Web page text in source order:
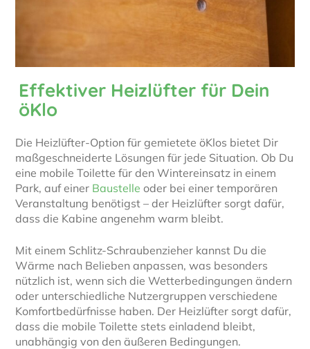
Effektiver Heizlüfter für Dein
öKlo
Die Heizlüfter-Option für gemietete öKlos bietet Dir
maßgeschneiderte Lösungen für jede Situation. Ob Du
eine mobile Toilette für den Wintereinsatz in einem
Park, auf einer Baustelle oder bei einer temporären
Veranstaltung benötigst – der Heizlüfter sorgt dafür,
dass die Kabine angenehm warm bleibt.
Mit einem Schlitz-Schraubenzieher kannst Du die
Wärme nach Belieben anpassen, was besonders
nützlich ist, wenn sich die Wetterbedingungen ändern
oder unterschiedliche Nutzergruppen verschiedene
Komfortbedürfnisse haben. Der Heizlüfter sorgt dafür,
dass die mobile Toilette stets einladend bleibt,
unabhängig von den äußeren Bedingungen.